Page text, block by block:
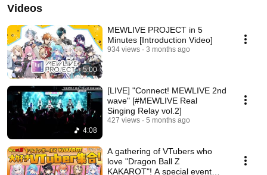
Videos
5:00
MEWLIVE PROJECT in 5
Minutes [Introduction Video]
934 views 3 months ago
4:08
[LIVE] "Connect! MEWLIVE 2nd
wave" [#MEWLIVE Real
Singing Relay vol.2]
427 views 5 months ago
A gathering of VTubers who
love "Dragon Ball Z
KAKAROT"! A special event